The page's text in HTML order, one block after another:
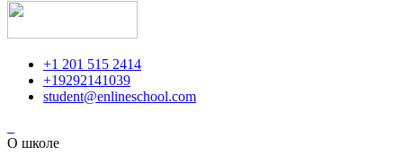
+1 201 515 2414
+19292141039
student@enlineschool.com
О школе